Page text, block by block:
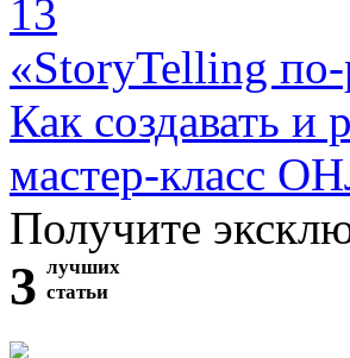
13
«StoryTelling по-
Как создавать и
мастер-класс
Получите
3 лучших
статьи